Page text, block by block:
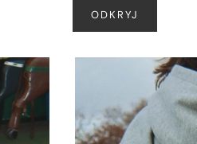
ODKRYJ